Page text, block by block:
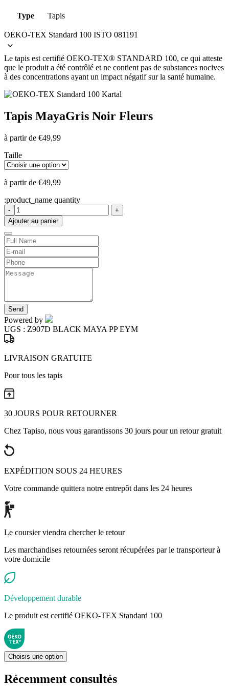
Type Tapis
OEKO-TEX Standard 100 ISTO 081191
Le tapis est certifié OEKO-TEX® STANDARD 100, ce qui atteste
que le produit a été contrôlé et ne contient pas de substances nocives
à des concentrations ayant un impact négatif sur la santé humaine.
Tapis MayaGris Noir Fleurs
à partir de €49,99
Taille
à partir de €49,99
:product_name quantity
-
+
Ajouter au panier
Send
Powered by
UGS : Z907D BLACK MAYA PP EYM
LIVRAISON GRATUITE
Pour tous les tapis
30 JOURS POUR RETOURNER
Chez Tapiso, nous vous garantissons 30 jours pour un retour gratuit
EXPÉDITION SOUS 24 HEURES
Votre commande quittera notre entrepôt dans les 24 heures
Le coursier viendra chercher le retour
Les marchandises retournées seront récupérées par le transporteur à
votre domicile
Développement durable
Le produit est certifié OEKO-TEX Standard 100
Choisis une option
Récemment consultés